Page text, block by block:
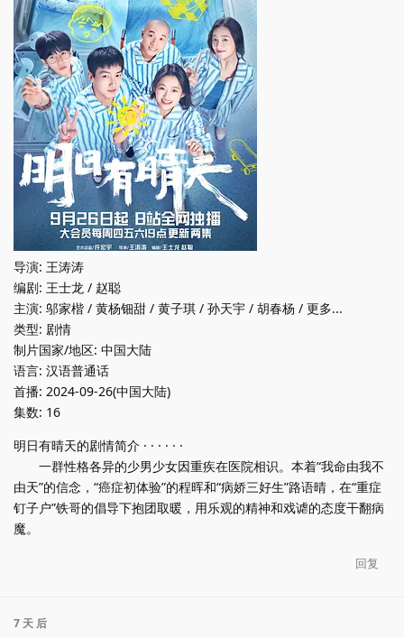
导演: 王涛涛
编剧: 王士龙 / 赵聪
主演: 邬家楷 / 黄杨钿甜 / 黄子琪 / 孙天宇 / 胡春杨 / 更多...
类型: 剧情
制片国家/地区: 中国大陆
语言: 汉语普通话
首播: 2024-09-26(中国大陆)
集数: 16
明日有晴天的剧情简介 · · · · · ·
一群性格各异的少男少女因重疾在医院相识。本着“我命由我不
由天”的信念，“癌症初体验”的程晖和“病娇三好生”路语晴，在“重症
钉子户”铁哥的倡导下抱团取暖，用乐观的精神和戏谑的态度干翻病
魔。
回复
7 天 后